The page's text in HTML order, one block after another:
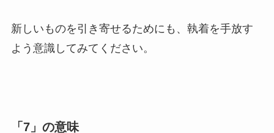
新しいものを引き寄せるためにも、執着を手放す
よう意識してみてください。
「7」の意味